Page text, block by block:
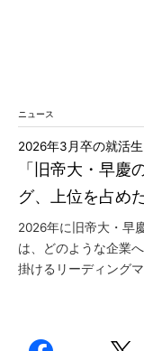
ニュース
「旧帝大・早慶
グ、上位を占め
2026年3月卒の就活生
2026年に旧帝大・早
は、どのような企業
掛けるリーディング